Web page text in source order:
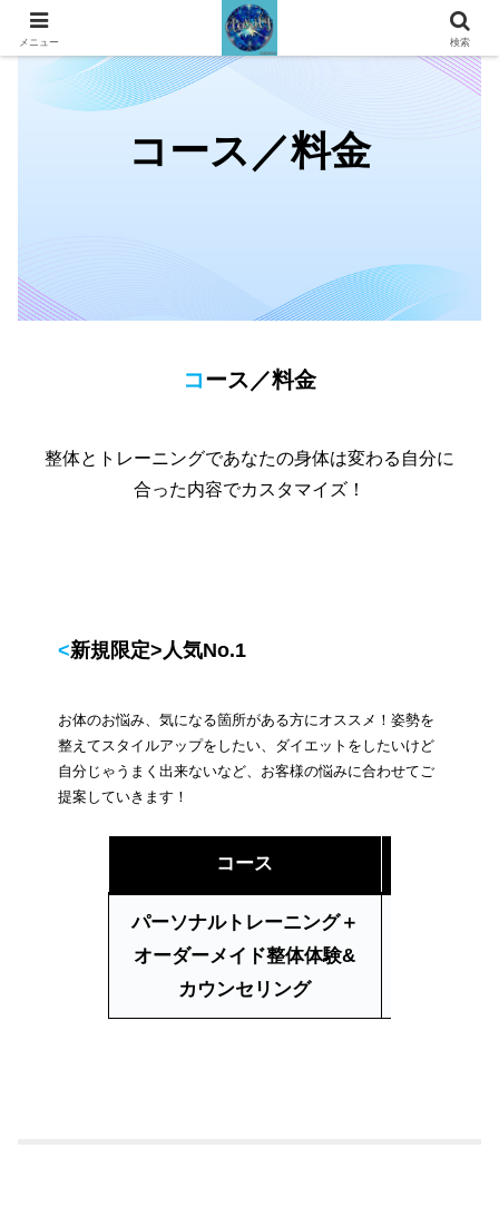
コース／料金
コース／料金
整体とトレーニングであなたの身体は変わる自分に
合った内容でカスタマイズ！
<新規限定>人気No.1
お体のお悩み、気になる箇所がある方にオススメ！姿勢を
整えてスタイルアップをしたい、ダイエットをしたいけど
自分じゃうまく出来ないなど、お客様の悩みに合わせてご
提案していきます！
コース
パーソナルトレーニング＋
オーダーメイド整体体験&
カウンセリング
メニュー 検索